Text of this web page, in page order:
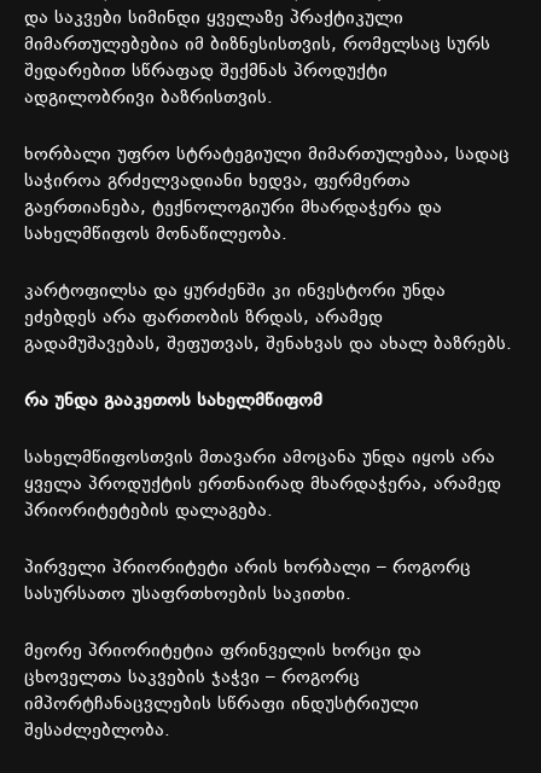
და საკვები სიმინდი ყველაზე პრაქტიკული
მიმართულებებია იმ ბიზნესისთვის, რომელსაც სურს
შედარებით სწრაფად შექმნას პროდუქტი
ადგილობრივი ბაზრისთვის.
ხორბალი უფრო სტრატეგიული მიმართულებაა, სადაც
საჭიროა გრძელვადიანი ხედვა, ფერმერთა
გაერთიანება, ტექნოლოგიური მხარდაჭერა და
სახელმწიფოს მონაწილეობა.
კარტოფილსა და ყურძენში კი ინვესტორი უნდა
ეძებდეს არა ფართობის ზრდას, არამედ
გადამუშავებას, შეფუთვას, შენახვას და ახალ ბაზრებს.
რა უნდა გააკეთოს სახელმწიფომ
სახელმწიფოსთვის მთავარი ამოცანა უნდა იყოს არა
ყველა პროდუქტის ერთნაირად მხარდაჭერა, არამედ
პრიორიტეტების დალაგება.
პირველი პრიორიტეტი არის ხორბალი – როგორც
სასურსათო უსაფრთხოების საკითხი.
მეორე პრიორიტეტია ფრინველის ხორცი და
ცხოველთა საკვების ჯაჭვი – როგორც
იმპორტჩანაცვლების სწრაფი ინდუსტრიული
შესაძლებლობა.